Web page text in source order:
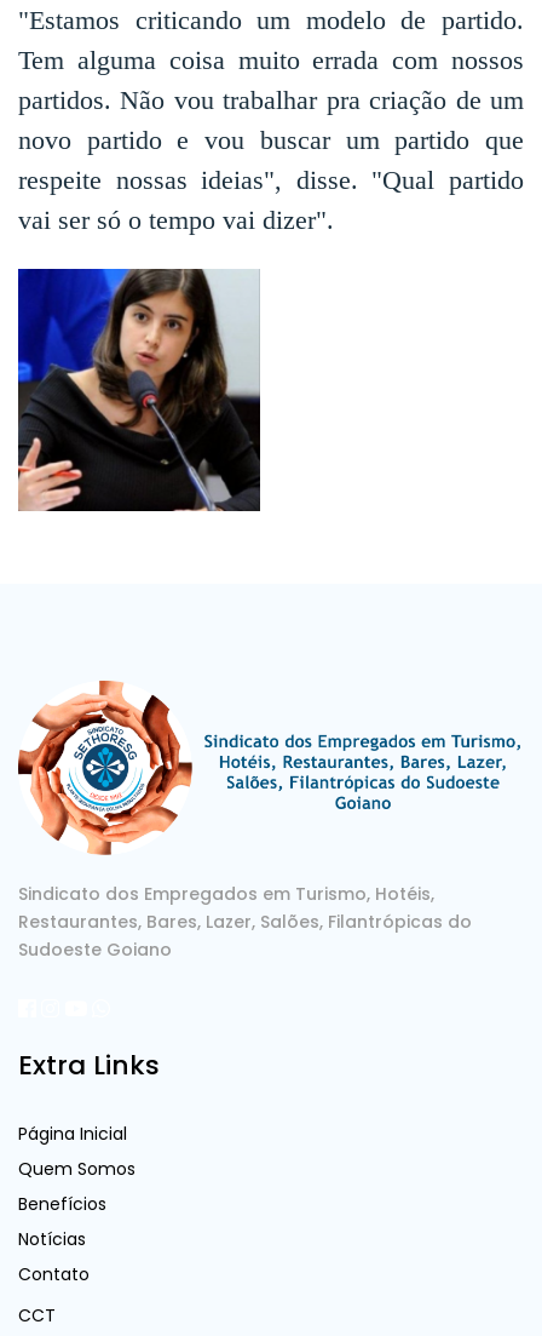
"Estamos criticando um modelo de partido.
Tem alguma coisa muito errada com nossos
partidos. Não vou trabalhar pra criação de um
novo partido e vou buscar um partido que
respeite nossas ideias", disse. "Qual partido
vai ser só o tempo vai dizer".
Sindicato dos Empregados em Turismo, Hotéis,
Restaurantes, Bares, Lazer, Salões, Filantrópicas do
Sudoeste Goiano
Extra Links
Página Inicial
Quem Somos
Benefícios
Notícias
Contato
CCT